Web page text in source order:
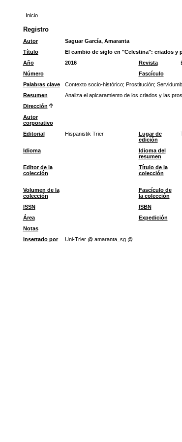
Inicio
Registro
Autor
Saguar García, Amaranta
Título
El cambio de siglo en "Celestina": criados y
Año
2016 Revista
Número
Fascículo
Palabras clave
Contexto socio-histórico; Prostitución;
Resumen
Analiza el apicaramiento de los criados y las
Dirección
Autor
corporativo
Editorial Hispanistik Trier
Lugar de
edición
Idioma
Idioma del
resumen
Editor de la
colección
Título de la
colección
Volumen de la
colección
Fascículo de
la colección
ISSN ISBN
Área
Expedición
Notas
Insertado por
Uni-Trier @ amaranta_sg @